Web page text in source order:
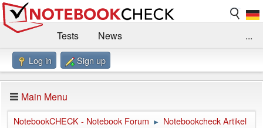
Tests
News
Benchmarks / Technik
Forum
Impressum
...
Log in Sign up
Main Menu
NotebookCHECK - Notebook Forum ► Notebookcheck Artikel